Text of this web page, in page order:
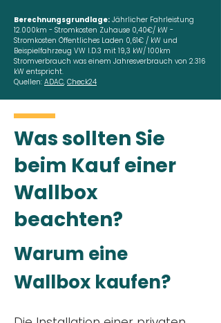
Berechnungsgrundlage: Jährlicher Fahrleistung
12.000km - Stromkosten Zuhause 0,40€/ kW -
Stromkosten Öffentliches Laden 0,61€ / kW und
Beispielfahrzeug VW I.D.3 mit 19,3 kW/ 100km
Stromverbrauch was einem Jahresverbrauch von 2.316
kW entspricht.
Quellen: ADAC, Check24
Was sollten Sie
beim Kauf einer
Wallbox
beachten?
Warum eine
Wallbox kaufen?